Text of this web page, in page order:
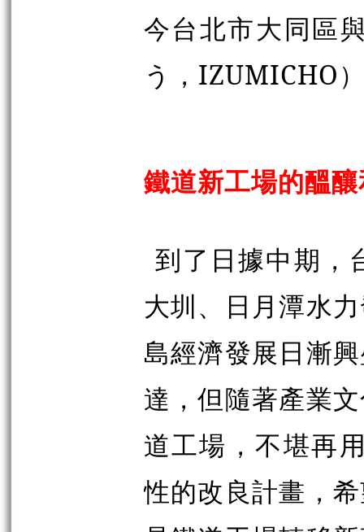
今台北市大同區
う ， IZUMICHO
鐵道新工場的醞
到了日據中期，
大圳、日月潭水
島經濟發展日漸
達，但隨著產業
道工場，不堪再
性的改良計畫，